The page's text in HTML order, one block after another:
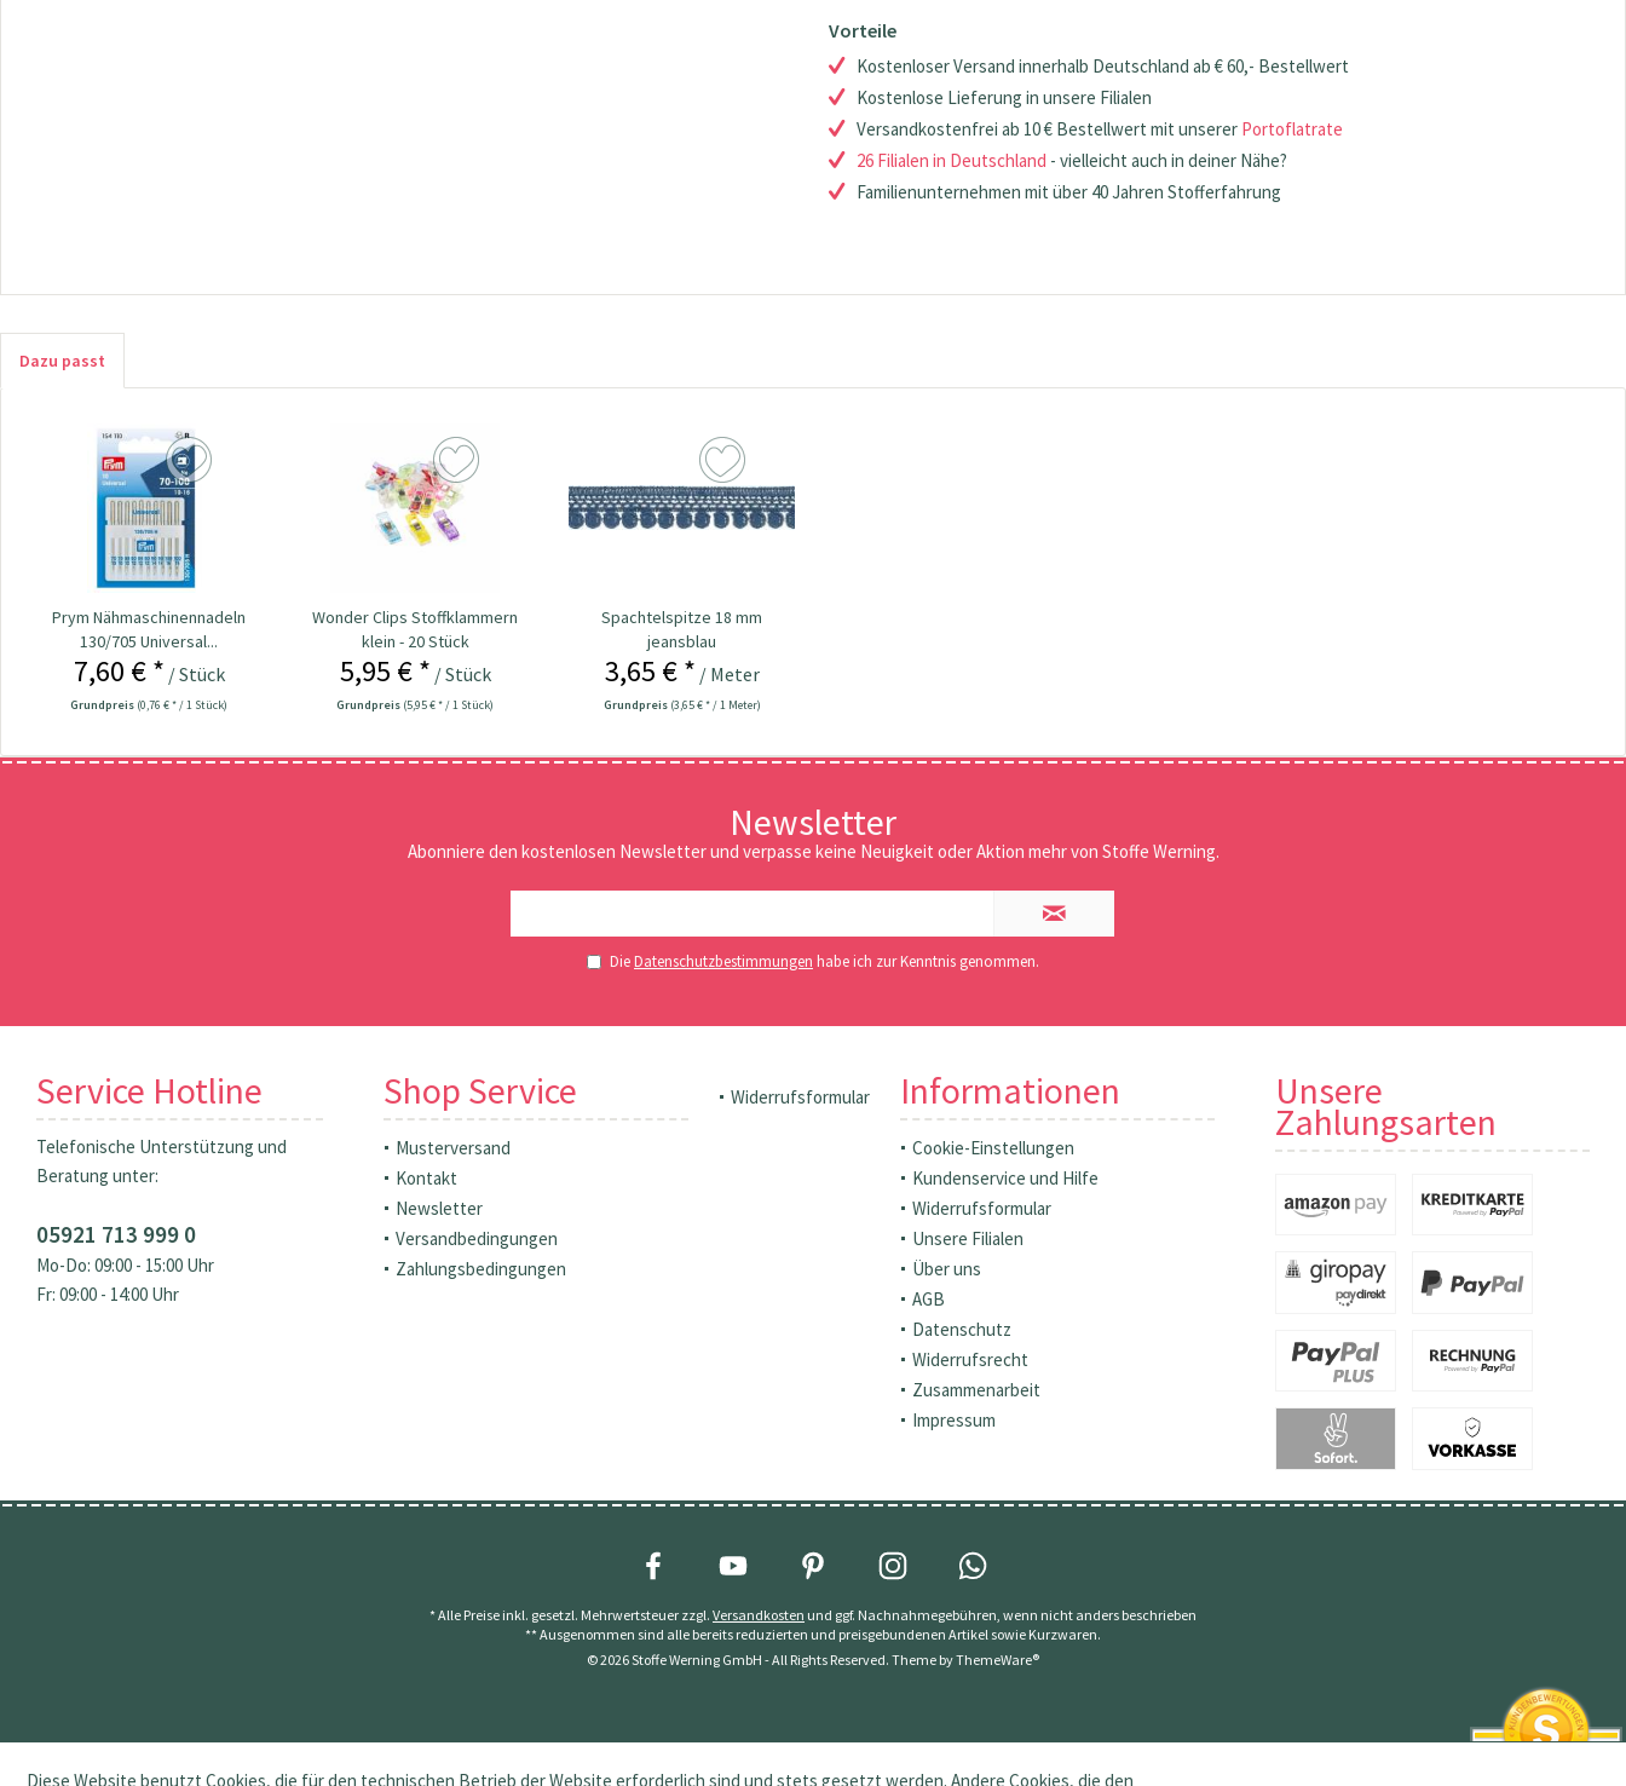
Vorteile
Kostenloser Versand innerhalb Deutschland ab € 60,- Bestellwert
Kostenlose Lieferung in unsere Filialen
Versandkostenfrei ab 10 € Bestellwert mit unserer Portoflatrate
26 Filialen in Deutschland - vielleicht auch in deiner Nähe?
Familienunternehmen mit über 40 Jahren Stofferfahrung
Dazu passt
Prym Nähmaschinennadeln
130/705 Universal...
7,60 € * / Stück
Grundpreis (0,76 € * / 1 Stück)
Wonder Clips Stoffklammern
klein - 20 Stück
5,95 € * / Stück
Grundpreis (5,95 € * / 1 Stück)
Spachtelspitze 18 mm
jeansblau
3,65 € * / Meter
Grundpreis (3,65 € * / 1 Meter)
Newsletter
Abonniere den kostenlosen Newsletter und verpasse keine Neuigkeit oder Aktion mehr von Stoffe Werning.
DieDatenschutzbestimmungen habe ich zur Kenntnis genommen.
Service Hotline
Telefonische Unterstützung und
Beratung unter:
05921 713 999 0
Mo-Do: 09:00 - 15:00 Uhr
Fr: 09:00 - 14:00 Uhr
Shop Service
Musterversand
Kontakt
Newsletter
Versandbedingungen
Zahlungsbedingungen
Widerrufsformular Informationen
Cookie-Einstellungen
Kundenservice und Hilfe
Widerrufsformular
Unsere Filialen
Über uns
AGB
Datenschutz
Widerrufsrecht
Zusammenarbeit
Impressum
Unsere
Zahlungsarten
* Alle Preise inkl. gesetzl. Mehrwertsteuer zzgl. Versandkosten und ggf. Nachnahmegebühren, wenn nicht anders beschrieben
** Ausgenommen sind alle bereits reduzierten und preisgebundenen Artikel sowie Kurzwaren.
© 2026 Stoffe Werning GmbH - All Rights Reserved. Theme byThemeWare®
Diese Website benutzt Cookies, die für den technischen Betrieb der Website erforderlich sind und stets gesetzt werden. Andere Cookies, die den